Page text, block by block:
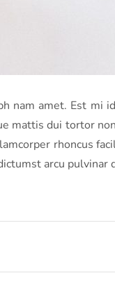
nam amet. Est mi
mattis dui tortor
rhoncus
arcu